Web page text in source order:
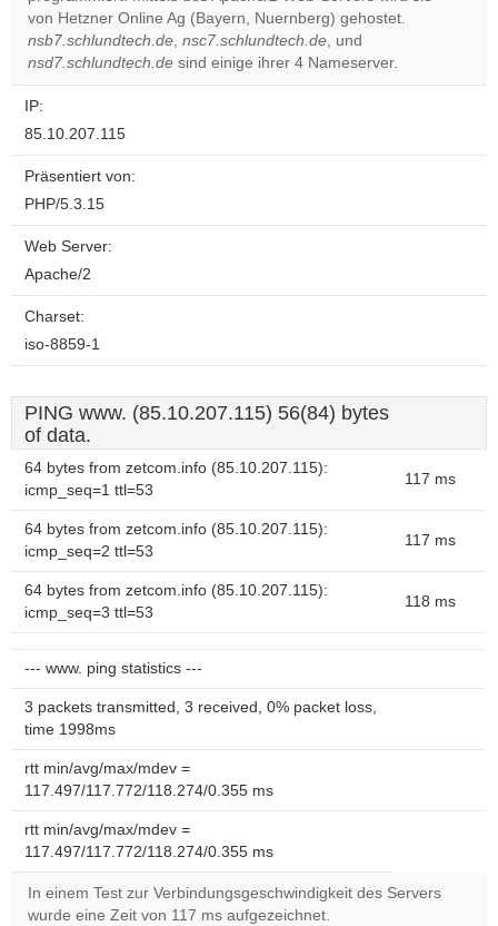
own this
website?
von Hetzner Online Ag (Bayern, Nuernberg) gehostet.
nsb7.schlundtech.de, nsc7.schlundtech.de, und
nsd7.schlundtech.de sind einige ihrer 4 Nameserver.
IP:
85.10.207.115
Präsentiert von:
PHP/5.3.15
Web Server:
Apache/2
Charset:
iso-8859-1
PING www. (85.10.207.115) 56(84) bytes
of data.
64 bytes from zetcom.info (85.10.207.115):
icmp_seq=1 ttl=53
117 ms
64 bytes from zetcom.info (85.10.207.115):
icmp_seq=2 ttl=53
117 ms
64 bytes from zetcom.info (85.10.207.115):
icmp_seq=3 ttl=53
118 ms
--- www. ping statistics ---
3 packets transmitted, 3 received, 0% packet loss,
time 1998ms
rtt min/avg/max/mdev =
117.497/117.772/118.274/0.355 ms
rtt min/avg/max/mdev =
117.497/117.772/118.274/0.355 ms
In einem Test zur Verbindungsgeschwindigkeit des Servers
wurde eine Zeit von 117 ms aufgezeichnet.